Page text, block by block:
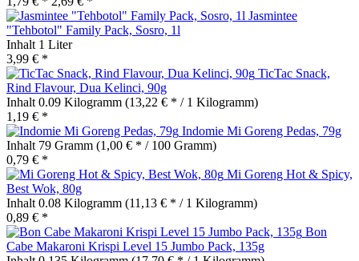
Jasmintee
"Tehbotol" Family Pack, Sosro, 1l
Inhalt 1 Liter
3,99 € *
TicTac Snack,
Rind Flavour, Dua Kelinci, 90g
Inhalt 0.09 Kilogramm (13,22 € * / 1 Kilogramm)
1,19 € *
Indomie Mi Goreng Pedas, 79g
Inhalt 79 Gramm (1,00 € * / 100 Gramm)
0,79 € *
Mi Goreng Hot & Spicy,
Best Wok, 80g
Inhalt 0.08 Kilogramm (11,13 € * / 1 Kilogramm)
0,89 € *
Bon
Cabe Makaroni Krispi Level 15 Jumbo Pack, 135g